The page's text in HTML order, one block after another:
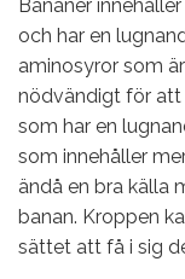
Bananer
och har en
aminosyror som
nödvändigt för att
som har en
som innehåller
ändå en bra källa
banan. Kroppen
sättet att få i sig